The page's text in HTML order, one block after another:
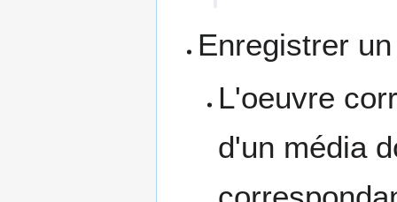
Enregistrer
L'oeuvre
d'un média